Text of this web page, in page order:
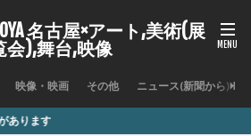
名古屋×アート,美術(展
会),舞台,映像
映像・映画 その他 ニュース(新聞から)